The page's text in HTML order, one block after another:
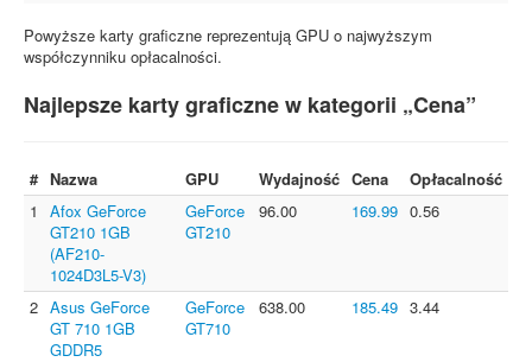
Powyższe karty graficzne reprezentują GPU o najwyższym
współczynniku opłacalności.
Najlepsze karty graficzne w kategorii „Cena”
# Nazwa GPU Wydajność Cena
Opłacalność
1
Afox GeForce
GT210 1GB
(AF210-
1024D3L5-V3)
GeForce
GT210
96.00 169.99 0.56
2 Asus GeForce
GT 710 1GB
GDDR5
GeForce
GT710
638.00 185.49 3.44